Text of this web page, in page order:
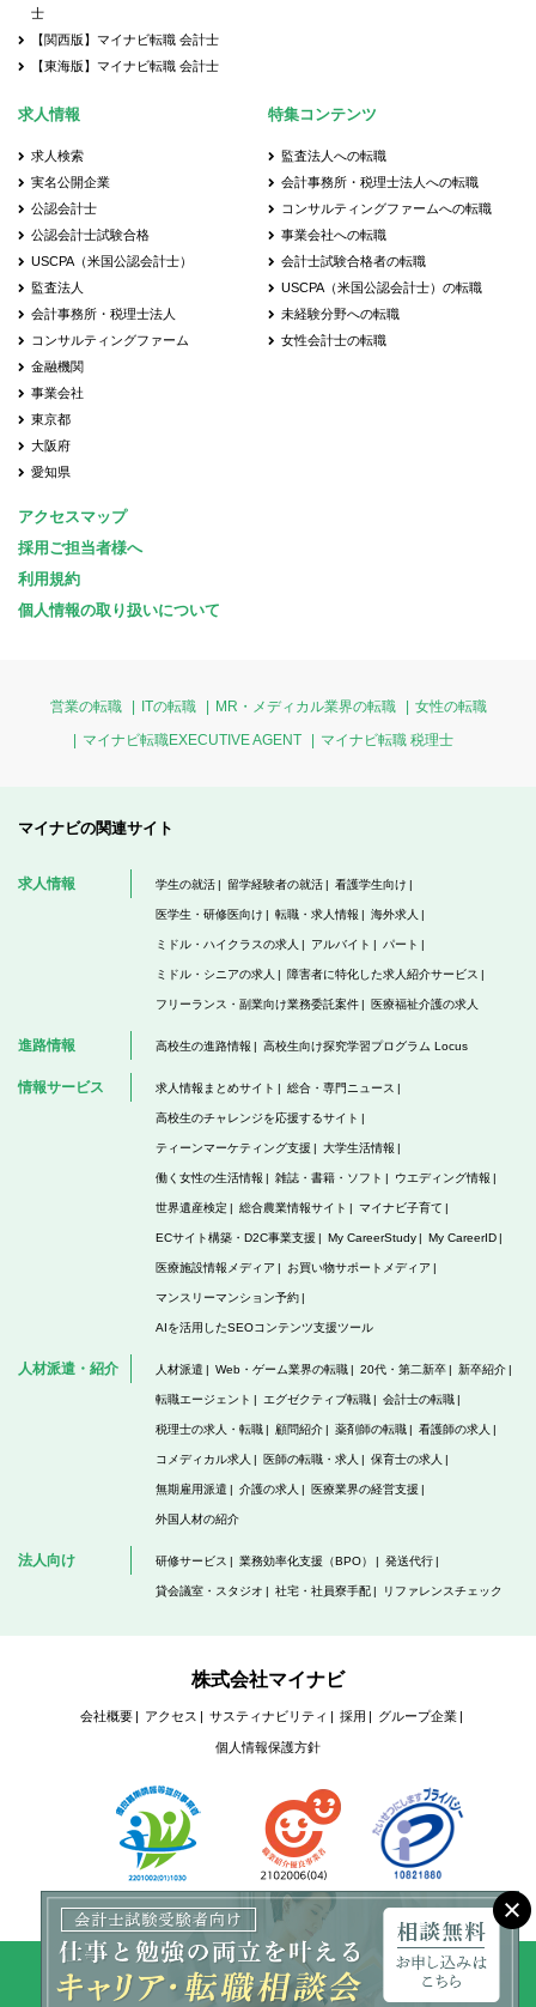
士
【関西版】マイナビ転職 会計士
【東海版】マイナビ転職 会計士
求人情報
求人検索
実名公開企業
公認会計士
公認会計士試験合格
USCPA（米国公認会計士）
監査法人
会計事務所・税理士法人
コンサルティングファーム
金融機関
事業会社
東京都
大阪府
愛知県
特集コンテンツ
監査法人への転職
会計事務所・税理士法人への転職
コンサルティングファームへの転職
事業会社への転職
会計士試験合格者の転職
USCPA（米国公認会計士）の転職
未経験分野への転職
女性会計士の転職
アクセスマップ
採用ご担当者様へ
利用規約
個人情報の取り扱いについて
営業の転職 ITの転職 MR・メディカル業界の転職
女性の転職
マイナビ転職EXECUTIVE AGENT
マイナビ転職 税理士
マイナビの関連サイト
求人情報 学生の就活 留学経験者の就活 看護学生向け
医学生・研修医向け 転職・求人情報 海外求人
ミドル・ハイクラスの求人 アルバイト パート
ミドル・シニアの求人 障害者に特化した求人紹介サービス
フリーランス・副業向け業務委託案件 医療福祉介護の求人
進路情報 高校生の進路情報 高校生向け探究学習プログラム Locus
情報サービス 求人情報まとめサイト 総合・専門ニュース
高校生のチャレンジを応援するサイト
ティーンマーケティング支援 大学生活情報
働く女性の生活情報 雑誌・書籍・ソフト ウエディング情報
世界遺産検定 総合農業情報サイト マイナビ子育て
ECサイト構築・D2C事業支援 My CareerStudy My CareerID
医療施設情報メディア お買い物サポートメディア
マンスリーマンション予約
AIを活用したSEOコンテンツ支援ツール
人材派遣・紹介 人材派遣 Web・ゲーム業界の転職 20代・第二新卒 新卒紹介
転職エージェント エグゼクティブ転職 会計士の転職
税理士の求人・転職 顧問紹介 薬剤師の転職 看護師の求人
コメディカル求人 医師の転職・求人 保育士の求人
無期雇用派遣 介護の求人 医療業界の経営支援
外国人材の紹介
法人向け 研修サービス 業務効率化支援（BPO） 発送代行
貸会議室・スタジオ 社宅・社員寮手配 リファレンスチェック
株式会社マイナビ
会社概要 アクセス サスティナビリティ 採用 グループ企業
個人情報保護方針
Copyright @ Mynavi Corporation